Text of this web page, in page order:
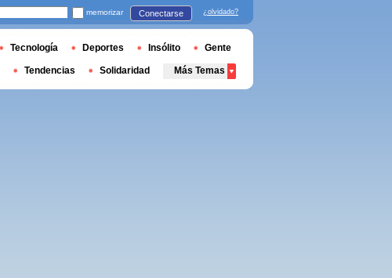
memorizar Conectarse ¿olvidado?
Tecnología Deportes Insólito Gente
Tendencias Solidaridad Más Temas